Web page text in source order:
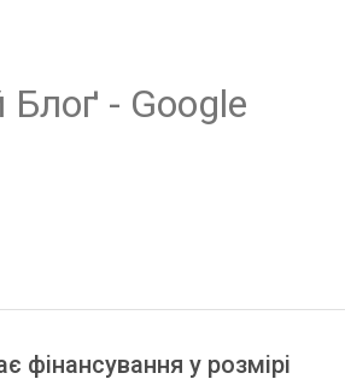
Блоґ - Google
фінансування у розмірі